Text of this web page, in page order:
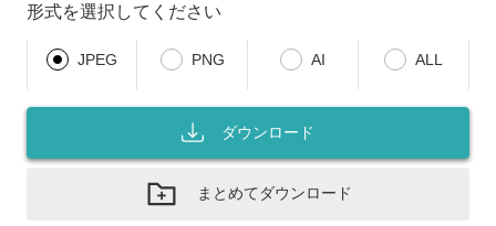
形式を選択してください
JPEG PNG AI ALL
ダウンロード
まとめてダウンロード